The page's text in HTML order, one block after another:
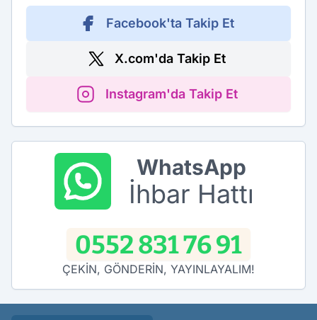
Facebook'ta Takip Et
X.com'da Takip Et
Instagram'da Takip Et
WhatsApp
İhbar Hattı
0552 831 76 91
ÇEKİN, GÖNDERİN, YAYINLAYALIM!